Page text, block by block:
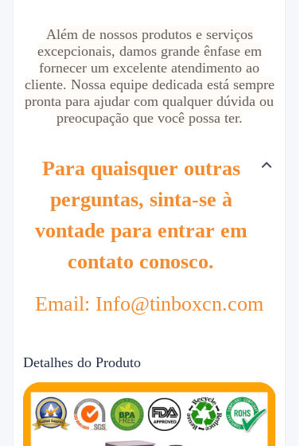
Além de nossos produtos e serviços
excepcionais, damos grande ênfase em
fornecer um excelente atendimento ao
cliente. Nossa equipe dedicada está sempre
pronta para ajudar com qualquer dúvida ou
preocupação que você possa ter.
Para quaisquer outras
perguntas, sinta-se à
vontade para entrar em
contato conosco.
Email: Info@tinboxcn.com
Detalhes do Produto